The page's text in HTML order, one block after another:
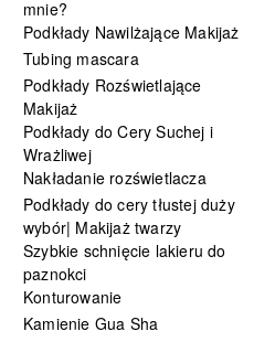
mnie?
Podkłady Nawilżające Makijaż
Tubing mascara
Podkłady Rozświetlające
Makijaż
Podkłady do Cery Suchej i
Wrażliwej
Nakładanie rozświetlacza
Podkłady do cery tłustej duży
wybór| Makijaż twarzy
Szybkie schnięcie lakieru do
paznokci
Konturowanie
Kamienie Gua Sha